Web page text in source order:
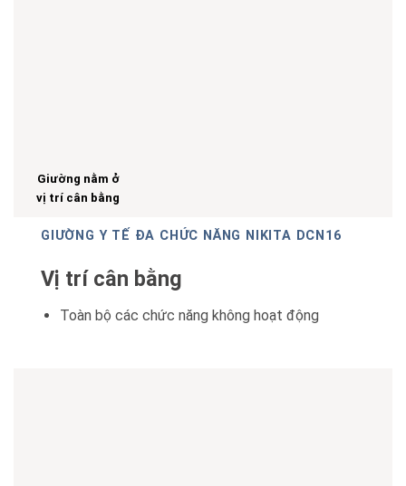
Giường nằm ở
vị trí cân bằng
GIƯỜNG Y TẾ ĐA CHỨC NĂNG NIKITA DCN16
Vị trí cân bằng
Toàn bộ các chức năng không hoạt động